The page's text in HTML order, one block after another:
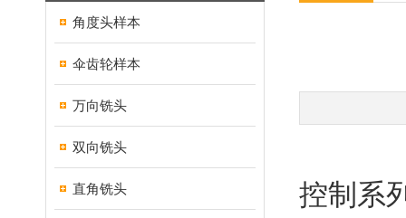
角度头样本
伞齿轮样本
万向铣头
双向铣头
直角铣头
控制系